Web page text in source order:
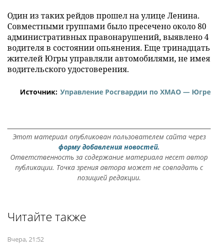
Один из таких рейдов прошел на улице Ленина.
Совместными группами было пресечено около 80
административных правонарушений, выявлено 4
водителя в состоянии опьянения. Еще тринадцать
жителей Югры управляли автомобилями, не имея
водительского удостоверения.
Источник: Управление Росгвардии по ХМАО — Югре
Этот материал опубликован пользователем сайта через
форму добавления новостей.
Ответственность за содержание материала несет автор
публикации. Точка зрения автора может не совпадать с
позицией редакции.
Читайте также
Вчера, 21:52